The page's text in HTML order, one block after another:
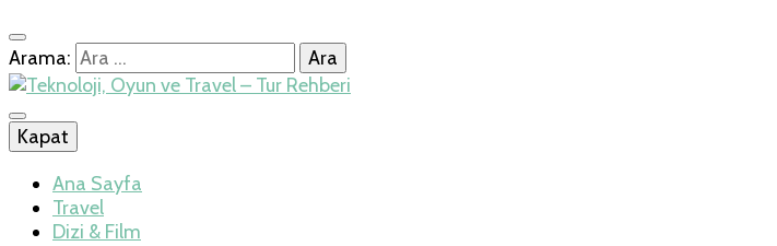
Arama:
Teknoloji, Oyun ve Travel –
İlkseviye
Kapat
Ana Sayfa
Travel
Dizi & Film